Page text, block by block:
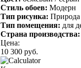
Стиль обоев: Модерн
Тип рисунка:
Тип помещения: для
Страна
Цена:
10 300 руб.